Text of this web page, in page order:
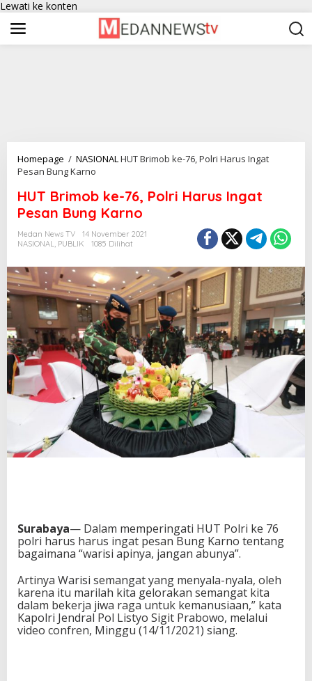
Lewati ke konten
Homepage / NASIONALHUT Brimob ke-76, Polri Harus Ingat
Pesan Bung Karno
HUT Brimob ke-76, Polri Harus Ingat
Pesan Bung Karno
Medan News TV
14 November 2021
NASIONAL, PUBLIK 1085 Dilihat
Surabaya— Dalam memperingati HUT Polri ke 76
polri harus harus ingat pesan Bung Karno tentang
bagaimana “warisi apinya, jangan abunya”.
Artinya Warisi semangat yang menyala-nyala, oleh
karena itu marilah kita gelorakan semangat kita
dalam bekerja jiwa raga untuk kemanusiaan,” kata
Kapolri Jendral Pol Listyo Sigit Prabowo, melalui
video confren, Minggu (14/11/2021) siang.